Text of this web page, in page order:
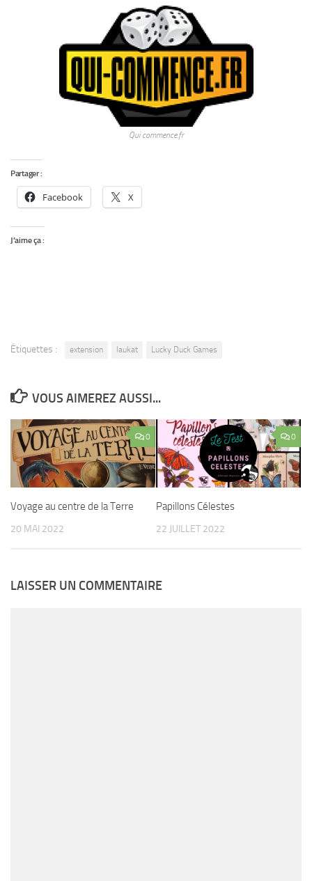
Qui commence.fr
Partager :
Facebook X
J’aime ça :
Étiquettes : extension laukat Lucky Duck Games
VOUS AIMEREZ AUSSI...
0
Voyage au centre de la Terre
20 MAI 2022
0
Papillons Célestes
22 JUILLET 2022
LAISSER UN COMMENTAIRE